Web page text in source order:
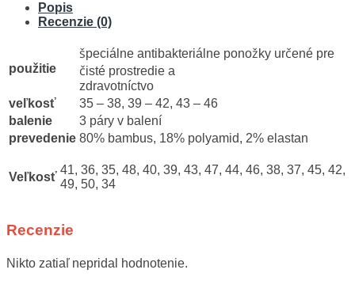
Popis
Recenzie (0)
použitie
špeciálne antibakteriálne ponožky určené pre
čisté prostredie a
zdravotníctvo
veľkosť
35 – 38, 39 – 42, 43 – 46
balenie
3 páry v balení
prevedenie 80% bambus, 18% polyamid, 2% elastan
Veľkosť
41, 36, 35, 48, 40, 39, 43, 47, 44, 46, 38, 37, 45, 42,
49, 50, 34
Recenzie
Nikto zatiaľ nepridal hodnotenie.